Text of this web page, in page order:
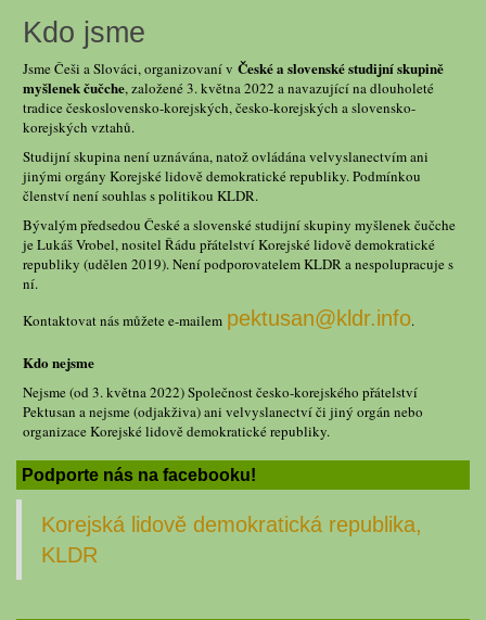
Kdo jsme
Jsme Češi a Slováci, organizovaní v České a slovenské studijní skupině
myšlenek čučche, založené 3. května 2022 a navazující na dlouholeté
tradice československo-korejských, česko-korejských a slovensko-
korejských vztahů.
Studijní skupina není uznávána, natož ovládána velvyslanectvím ani
jinými orgány Korejské lidově demokratické republiky. Podmínkou
členství není souhlas s politikou KLDR.
Bývalým předsedou České a slovenské studijní skupiny myšlenek čučche
je Lukáš Vrobel, nositel Řádu přátelství Korejské lidově demokratické
republiky (udělen 2019). Není podporovatelem KLDR a nespolupracuje s
ní.
Kontaktovat nás můžete e-mailem pektusan@kldr.info.
Kdo nejsme
Nejsme (od 3. května 2022) Společnost česko-korejského přátelství
Pektusan a nejsme (odjakživa) ani velvyslanectví či jiný orgán nebo
organizace Korejské lidově demokratické republiky.
Podporte nás na facebooku!
Korejská lidově demokratická republika,
KLDR